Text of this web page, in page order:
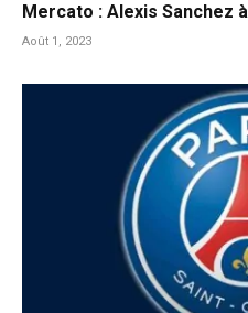
Mercato : Alexis Sanchez
Août 1, 2023